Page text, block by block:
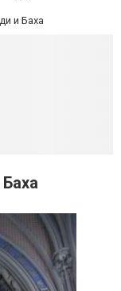
и Баха